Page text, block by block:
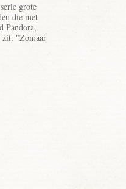
grote
die met
Pandora,
zit: "Zomaar